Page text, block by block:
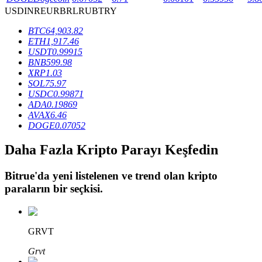
BTR Kilitleme
BTR sahiplerine özel yatırımlar
Krediler
Kripto destekli borçlanma hizmeti
USDINREURBRLRUBTRY
BTC64,903.82
ETH1,917.46
USDT0.99915
BNB599.98
XRP1.03
SOL75.97
USDC0.99871
ADA0.19869
AVAX6.46
DOGE0.07052
Daha Fazla Kripto Parayı Keşfedin
Bitrue'da yeni listelenen ve trend olan kripto
paraların bir seçkisi.
GRVT
Grvt